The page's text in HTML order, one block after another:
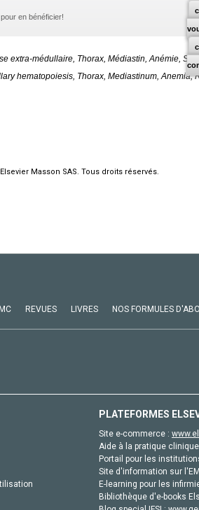
en bénéficier!
extra-médullaire, Thorax, Médiastin, Anémie,
hematopoiesis, Thorax, Mediastinum, Anemia,
Masson SAS. Tous droits réservés.
REVUES LIVRES NOS FORMULES
PLATEFORMES
Site e-commerce :
Aide à la pratique
Portail pour les
Site d'information sur
E-learning pour les
Bibliothèque d'e-books